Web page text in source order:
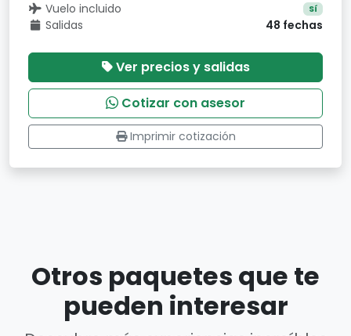
Vuelo incluido Sí
Salidas 48 fechas
Ver precios y salidas
Cotizar con asesor
Imprimir cotización
Otros paquetes que te
pueden interesar